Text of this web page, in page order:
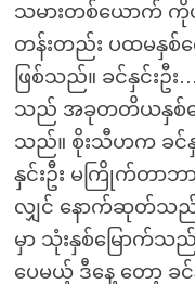
သမားတစ်ယောက် ကိုယ်
တန်းတည်း ပထမနှစ်က
ဖြစ်သည်။ ခင်နှင်း
သည် အခုတတိယနှစ်န
သည်။ စိုးသီဟက ခင်နှ
နှင်းဦး မကြိုက်တာဘ
လျှင် နောက်ဆုတ်သ
မှာ သုံးနှစ်မြောက်သ
ပေမယ့် ဒီနေ့ တော့